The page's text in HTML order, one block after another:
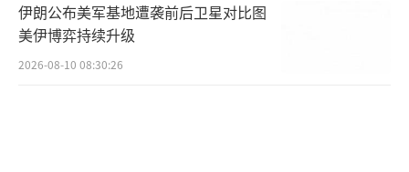
伊朗公布美军基地遭袭前后卫星对比图
美伊博弈持续升级
2026-08-10 08:30:26